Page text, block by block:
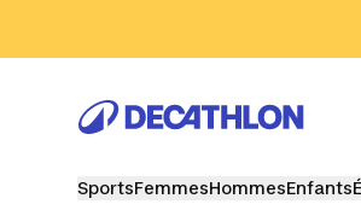
SportsFemmesHommesEnfants